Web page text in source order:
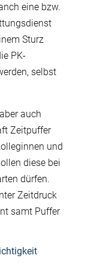
eine bzw.
Sturz
PK-
selbst
auch
Zeitpuffer
und
diese bei
dürfen.
Zeitdruck
samt Puffer